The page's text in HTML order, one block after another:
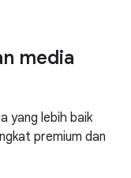
media
yang lebih baik
premium dan